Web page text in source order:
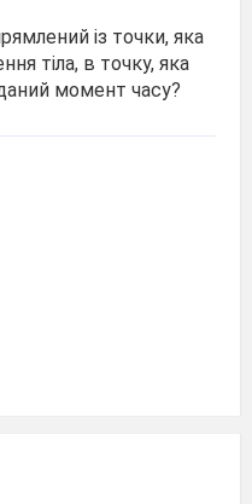
із точки, яка
тіла, в точку, яка
момент часу?